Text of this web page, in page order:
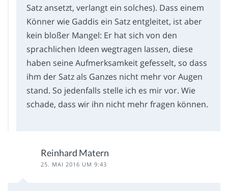
Satz ansetzt, verlangt ein solches). Dass einem
Könner wie Gaddis ein Satz entgleitet, ist aber
kein bloßer Mangel: Er hat sich von den
sprachlichen Ideen wegtragen lassen, diese
haben seine Aufmerksamkeit gefesselt, so dass
ihm der Satz als Ganzes nicht mehr vor Augen
stand. So jedenfalls stelle ich es mir vor. Wie
schade, dass wir ihn nicht mehr fragen können.
Reinhard Matern
25. MAI 2016 UM 9:43